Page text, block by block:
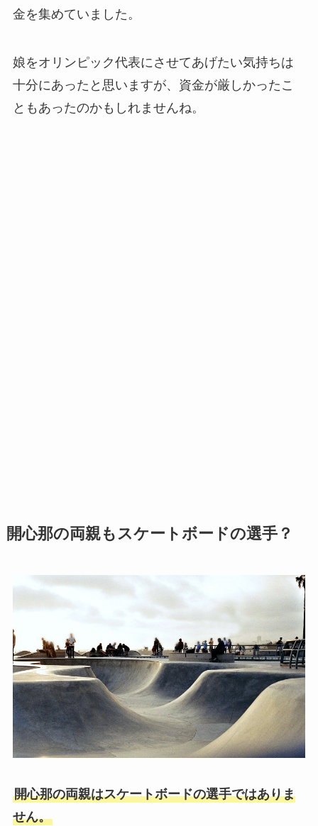
金を集めていました。
娘をオリンピック代表にさせてあげたい気持ちは
十分にあったと思いますが、資金が厳しかったこ
ともあったのかもしれませんね。
開心那の両親もスケートボードの選手？
開心那の両親はスケートボードの選手ではありま
せん。